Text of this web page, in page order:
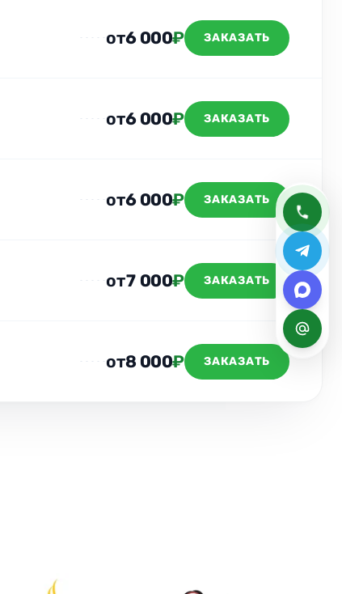
от6 000₽ ЗАКАЗАТЬ
от6 000₽ ЗАКАЗАТЬ
от6 000₽ ЗАКАЗАТЬ
от7 000₽ ЗАКАЗАТЬ
от8 000₽ ЗАКАЗАТЬ